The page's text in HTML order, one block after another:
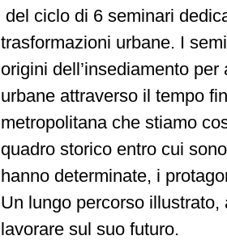
del ciclo di 6 seminari
trasformazioni urbane. I
origini dell’insediamento
urbane attraverso il tempo
metropolitana che stiamo
quadro storico entro cui
hanno determinate, i
Un lungo percorso
lavorare sul suo futuro.